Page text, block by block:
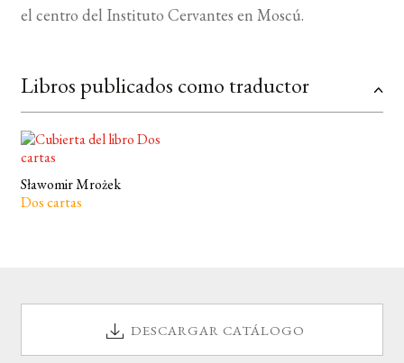
el centro del Instituto Cervantes en Moscú.
Libros publicados como traductor
Sławomir Mrożek
Dos cartas
DESCARGAR CATÁLOGO